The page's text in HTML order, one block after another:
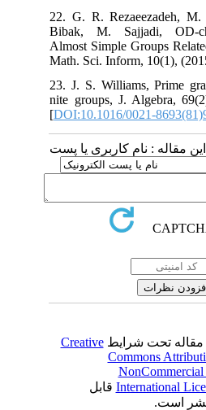
22. G. R. Rezaeezadeh,
Bibak, M. Sajjadi, OD-
Almost Simple Groups
Math. Sci. Inform, 10(1),
23. J. S. Williams, Prime
nite groups, J. Algebra,
[DOI:10.1016/0021-
مقاله : نام کاربری یا پست
مقاله تحت شرایطCreative
Commons
Internationalقابل
است.